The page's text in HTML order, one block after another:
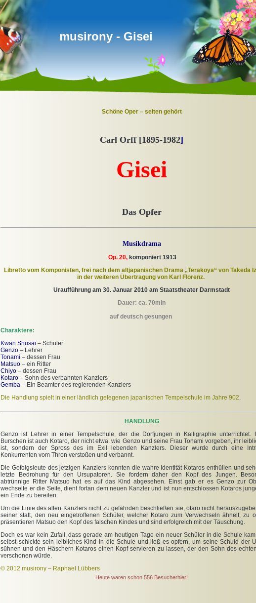
musirony - Gisei
Schöne Oper – selten gehört
Carl Orff [1895-1982]
Gisei
Das Opfer
Musikdrama
Op. 20, komponiert 1913
Libretto vom Komponisten, frei nach dem altjapanischen Drama „Terakoya“ von Takeda
in der weiteren Übertragung von Karl Florenz.
Uraufführung am 30. Januar 2010 am Staatstheater Darmstadt
Dauer: ca. 70min
auf deutsch gesungen
Charaktere:
Kwan Shusai – Schüler
Genzo – Lehrer
Tonami – dessen Frau
Matsuo – ein Ritter
Chiyo – dessen Frau
Kotaro – Sohn des verbannten Kanzlers
Gemba – Ein Beamter des regierenden Kanzlers
Die Handlung spielt in einer ländlich gelegenen japanischen Tempelschule im Jahre 902.
HANDLUNG
Genzo ist Lehrer in einer Tempelschule, der die Dorfjungen in Kalligraphie unterrichtet.
Burschen ist auch Kotaro, der nicht etwa. wie Genzo und seine Frau Tonami vorgeben, ihr
ist, sondern der Spross des im Exil lebenden Kanzlers. Dieser wurde durch eine
Konkurrenten vom Thron verstoßen und verbannt.
Die Gefolgsleute des jetzigen Kanzlers konnten die wahre Identität Kotaros enthüllen und
letzte Bedrohung für den Ursupatoren. Sie fordern daher den Kopf des Jungen.
abtrünnige Ritter Matsuo hat es auf das Kind abgesehen. Einst gab er es Genzo zur
wechselte er die Seite, dient fortan dem neuen Kanzler und ist nun entschlossen Kotaros
ein Ende zu bereiten.
Um die Linie des alten Kanzlers nicht zu gefährden beschließen sie, otaro nicht
seiner statt, den neu eingetroffenen Schüler, welcher Kotaro zum Verwechseln ähnelt, zu
präsentieren Matsuo den Kopf des falschen Kindes und sind erfolgreich mit der Täuschung.
Doch es war kein Zufall, dass gerade am heutigen Tage ein neuer Schüler in die Schule
selbst schickte sein leibliches Kind in die Schule und ließ es opfern, um seine Schuld der
sühnen und den Häschern Kotaros einen Kopf servieren zu lassen, der den Sohn des
verschonen würde.
© 2012 musirony – Raphael Lübbers
Heute waren schon 556 Besucherhier!